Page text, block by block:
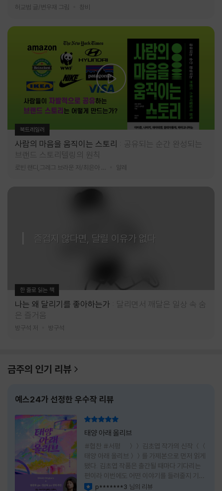
허교범 글/변우재 그림 창비
북트레일러
사람의 마음을 움직이는 스토리
공유되는 순간 완성되는
브랜드 스토리텔링의 원칙
알레
즐겁지 않다면, 달릴 이유가 없다
한 줄로 읽는 책
나는 왜 달리기를 좋아하는가
달리면서 깨달은 일상 속 숨
은 즐거움
방구석 저 방구석
금주의 인기 리뷰
예스24가 선정한 우수작 리뷰
태양 아래 올리브
#협찬 #서평 ＞＞ 김초엽 작가의 신작 ＜＜
태양 아래 올리브＞＞를 가제본으로 먼저 읽게
됐다. 김초엽 작품은 출간될 때마다 기다리는
편이라 이번에도 어떤 이야기를 들려줄지 기대
가 컸다. 스포일러 없이 읽는 것이 가장 재미있
p*******3 님의 리뷰